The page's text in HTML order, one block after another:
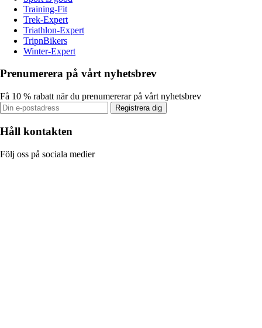
Training-Fit
Trek-Expert
Triathlon-Expert
TripnBikers
Winter-Expert
Prenumerera på vårt nyhetsbrev
Få 10 % rabatt när du prenumererar på vårt nyhetsbrev
Registrera dig
Håll kontakten
Följ oss på sociala medier